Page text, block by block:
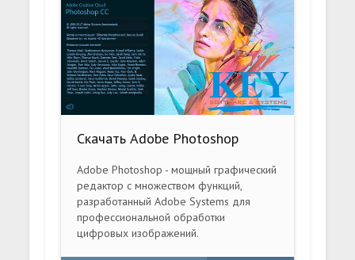
Cкачать Adobe Photoshop
Adobe Photoshop - мощный графический
редактор с множеством функций,
разработанный Adobe Systems для
профессиональной обработки
цифровых изображений.